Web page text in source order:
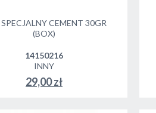
SPECJALNY CEMENT 30GR
(BOX)
14150216
INNY
29,00 zł
DO KOSZYKA